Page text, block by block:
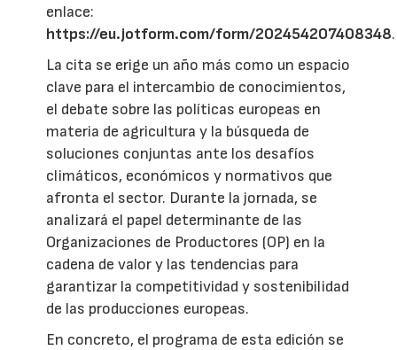
enlace:
https://eu.jotform.com/form/202454207408348.
La cita se erige un año más como un espacio
clave para el intercambio de conocimientos,
el debate sobre las políticas europeas en
materia de agricultura y la búsqueda de
soluciones conjuntas ante los desafíos
climáticos, económicos y normativos que
afronta el sector. Durante la jornada, se
analizará el papel determinante de las
Organizaciones de Productores (OP) en la
cadena de valor y las tendencias para
garantizar la competitividad y sostenibilidad
de las producciones europeas.
En concreto, el programa de esta edición se